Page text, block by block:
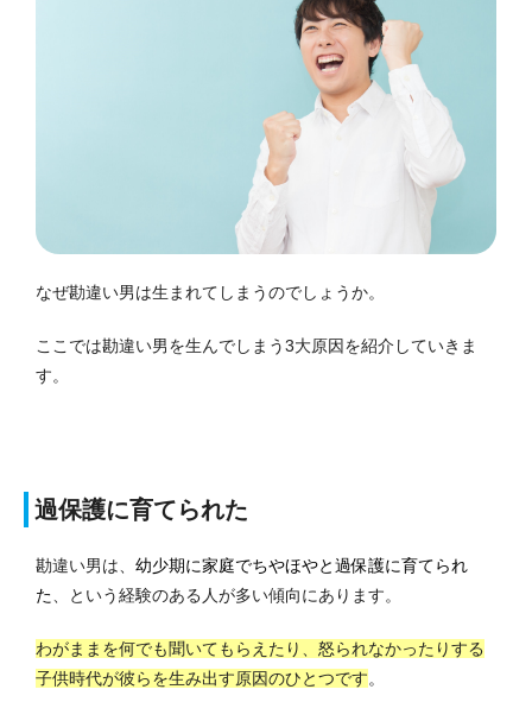
なぜ勘違い男は生まれてしまうのでしょうか。
ここでは勘違い男を生んでしまう3大原因を紹介していきま
す。
過保護に育てられた
勘違い男は、 幼少期に家庭でちやほやと過保護に育てられ
た、という経験のある人が多い傾向にあります。
わがままを何でも聞いてもらえたり、怒られなかったりする
子供時代が彼らを生み出す原因のひとつです。